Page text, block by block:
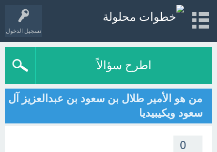
تسجيل الدخول
اطرح سؤالاً
من هو الأمير طلال بن سعود بن عبدالعزيز آل
سعود ويكيبيديا
0